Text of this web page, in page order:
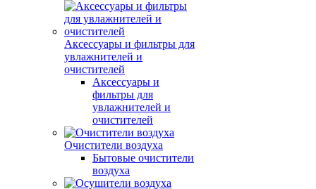
Аксессуары и фильтры для
увлажнителей и
очистителей
Аксессуары и
фильтры для
увлажнителей и
очистителей
Очистители воздуха
Бытовые очистители
воздуха